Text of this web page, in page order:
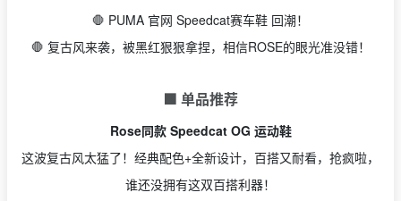
🛑 PUMA 官网 Speedcat赛车鞋 回潮！
🛑 复古风来袭，被黑红狠狠拿捏，相信ROSE的眼光准没错！
🟩 单品推荐
Rose同款 Speedcat OG 运动鞋
这波复古风太猛了！经典配色+全新设计，百搭又耐看，抢疯啦，
谁还没拥有这双百搭利器！